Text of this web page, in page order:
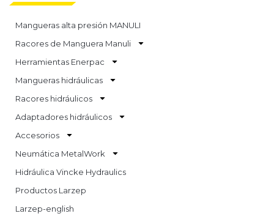
Mangueras alta presión MANULI
Racores de Manguera Manuli
Herramientas Enerpac
Mangueras hidráulicas
Racores hidráulicos
Adaptadores hidráulicos
Accesorios
Neumática MetalWork
Hidráulica Vincke Hydraulics
Productos Larzep
Larzep-english